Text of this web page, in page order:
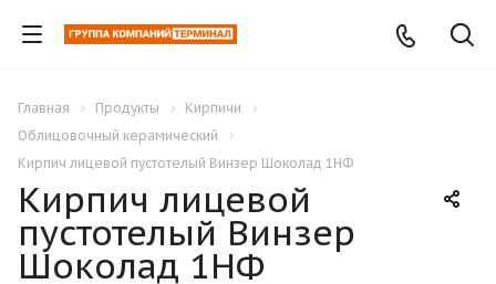
Главная Продукты
Кирпичи
Облицовочный керамический
Кирпич лицевой пустотелый Винзер Шоколад 1НФ
Кирпич лицевой
пустотелый Винзер
Шоколад 1НФ